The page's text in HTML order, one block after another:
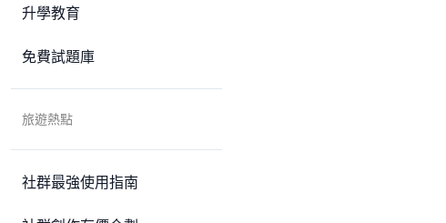
升學教育
免費試題庫
旅遊熱點
社群最強使用指南